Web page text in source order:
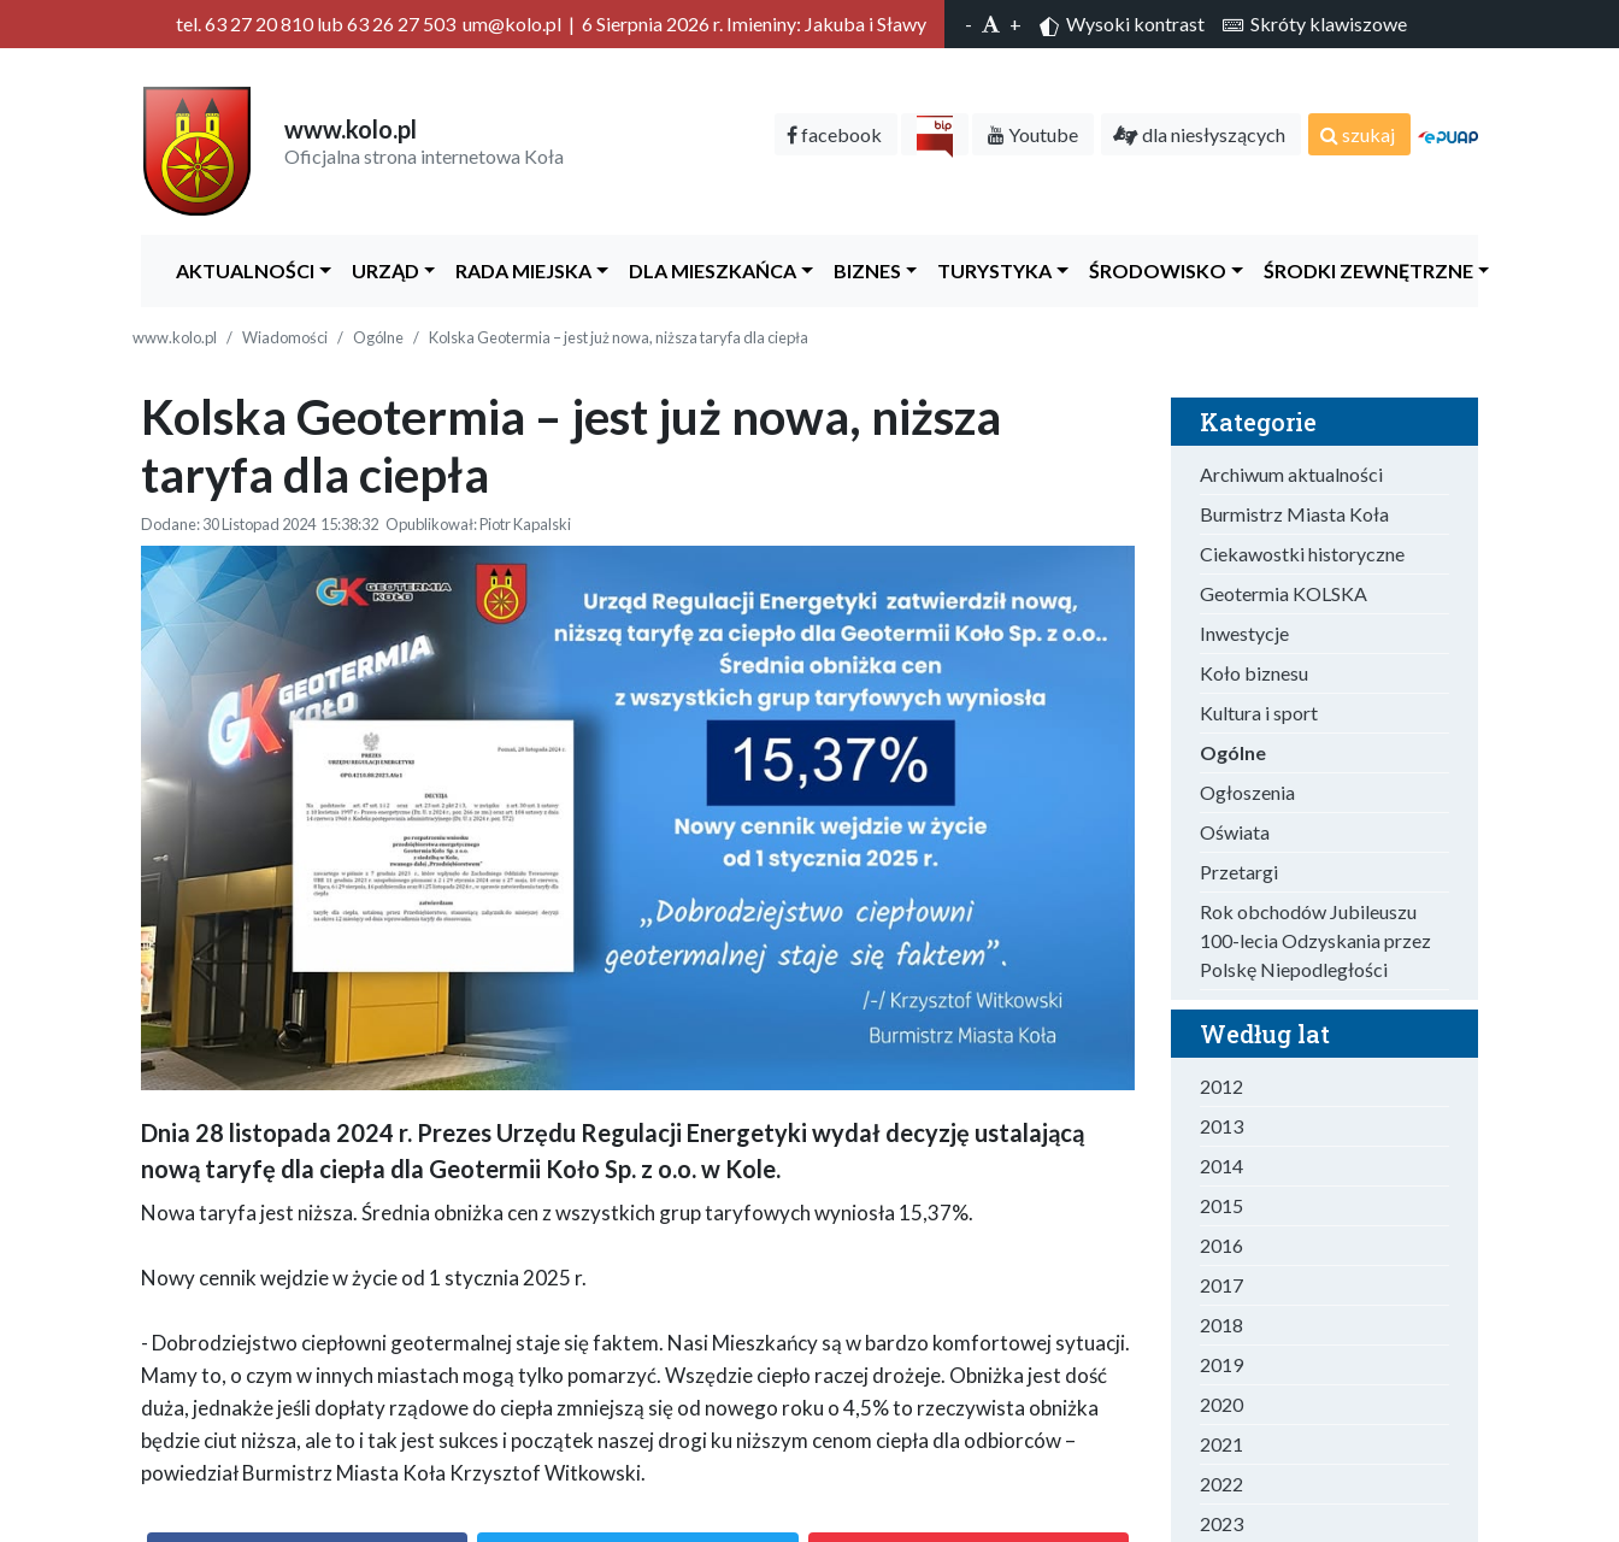
tel. 63 27 20 810 lub 63 26 27 503 um@kolo.pl | 6 Sierpnia 2026 r. Imieniny: Jakuba i Sławy - + Wysoki kontrast Skróty klawiszowe
www.kolo.pl
Oficjalna strona internetowa Koła
facebook Youtube dla niesłyszących szukaj
AKTUALNOŚCI URZĄD RADA MIEJSKA DLA MIESZKAŃCA BIZNES TURYSTYKA ŚRODOWISKO ŚRODKI ZEWNĘTRZNE
www.kolo.pl Wiadomości Ogólne Kolska Geotermia – jest już nowa, niższa taryfa dla ciepła
Kolska Geotermia – jest już nowa, niższa
taryfa dla ciepła
Dodane: 30 Listopad 2024 15:38:32 Opublikował: Piotr Kapalski
Grafika przedstawia informację o zatwierdzeniu przez Urząd Regulacji Energetyki nowej taryfy za ciepło dla Geotermii Koło. Średnia obniżka cen
wynosi 15,37%. Z lewej strony zdjęcie budynku geotermii, pisma, w nagłówku logo geotermii oraz herb miasta
Dnia 28 listopada 2024 r. Prezes Urzędu Regulacji Energetyki wydał decyzję ustalającą
nową taryfę dla ciepła dla Geotermii Koło Sp. z o.o. w Kole.
Nowa taryfa jest niższa. Średnia obniżka cen z wszystkich grup taryfowych wyniosła 15,37%.
Nowy cennik wejdzie w życie od 1 stycznia 2025 r.
- Dobrodziejstwo ciepłowni geotermalnej staje się faktem. Nasi Mieszkańcy są w bardzo komfortowej sytuacji.
Mamy to, o czym w innych miastach mogą tylko pomarzyć. Wszędzie ciepło raczej drożeje. Obniżka jest dość
duża, jednakże jeśli dopłaty rządowe do ciepła zmniejszą się od nowego roku o 4,5% to rzeczywista obniżka
będzie ciut niższa, ale to i tak jest sukces i początek naszej drogi ku niższym cenom ciepła dla odbiorców –
powiedział Burmistrz Miasta Koła Krzysztof Witkowski.
Kategorie
Archiwum aktualności
Burmistrz Miasta Koła
Ciekawostki historyczne
Geotermia KOLSKA
Inwestycje
Koło biznesu
Kultura i sport
Ogólne
Ogłoszenia
Oświata
Przetargi
Rok obchodów Jubileuszu
100-lecia Odzyskania przez
Polskę Niepodległości
Według lat
2012
2013
2014
2015
2016
2017
2018
2019
2020
2021
2022
2023